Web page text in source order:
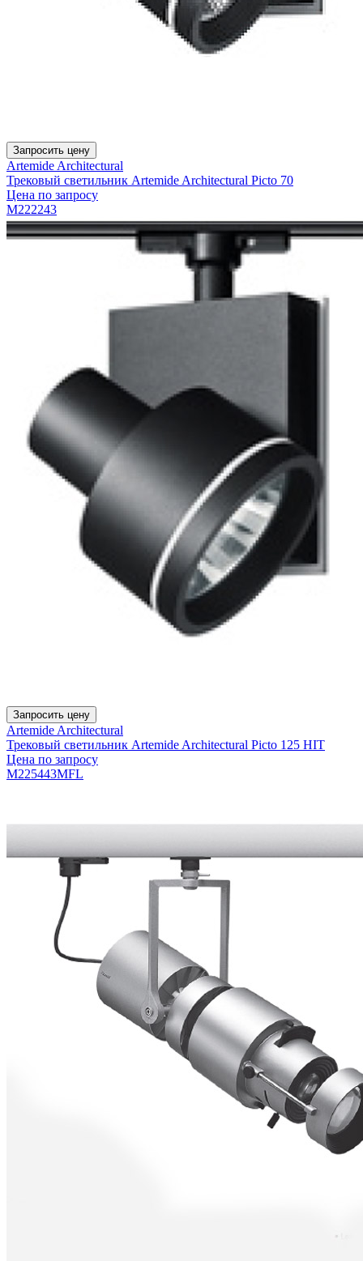
Запросить цену
Artemide Architectural
Трековый светильник Artemide Architectural Picto 70
Цена по запросу
M222243
Запросить цену
Artemide Architectural
Трековый светильник Artemide Architectural Picto 125 HIT
Цена по запросу
M225443MFL